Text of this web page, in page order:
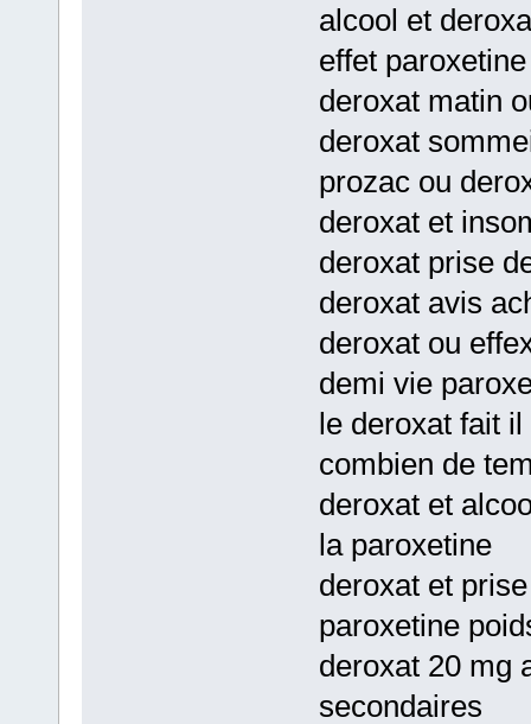
alcool et
effet
deroxat matin
deroxat
prozac ou
deroxat et
deroxat prise
deroxat avis
deroxat ou
demi vie
le deroxat fait
combien de
deroxat et
la paroxetine
deroxat et
paroxetine
deroxat 20 mg
secondaires